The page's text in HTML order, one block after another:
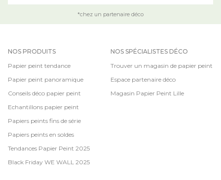
*chez un partenaire déco
NOS PRODUITS
Papier peint tendance
Papier peint panoramique
Conseils déco papier peint
Echantillons papier peint
Papiers peints fins de série
Papiers peints en soldes
Tendances Papier Peint 2025
Black Friday WE WALL 2025
NOS SPÉCIALISTES DÉCO
Trouver un magasin de papier peint
Espace partenaire déco
Magasin Papier Peint Lille